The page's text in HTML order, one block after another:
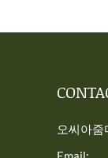
오씨아